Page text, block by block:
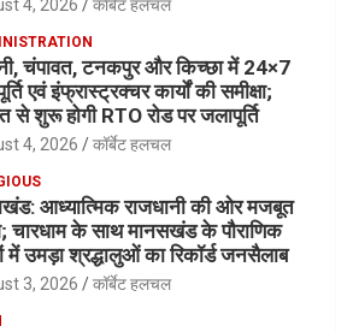
4, 2026 कॉर्बेट हलचल
चंपावत, टनकपुर और किच्छा में 24×7
एवं इंफ्रास्ट्रक्चर कार्यों की समीक्षा;
से शुरू होगी RTO रोड पर जलापूर्ति
4, 2026 कॉर्बेट हलचल
आध्यात्मिक राजधानी की ओर मजबूत
चारधाम के साथ मानसखंड के पौराणिक
में उमड़ा श्रद्धालुओं का रिकॉर्ड जनसैलाब
3, 2026 कॉर्बेट हलचल